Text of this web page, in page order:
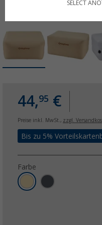
44,95 €
Preise inkl. MwSt., zzgl.
Bis zu 5%
Farbe
SELECT